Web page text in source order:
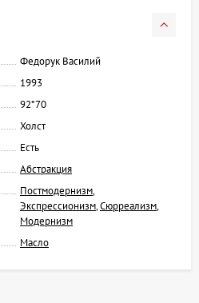
Федорук Василий
1993
92*70
Холст
Есть
Абстракция
Постмодернизм,
Экспрессионизм,Сюрреализм,
Модернизм
Масло